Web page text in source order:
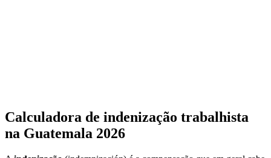
e férias proporcionais
Calculadora de indenização trabalhista
na Guatemala 2026